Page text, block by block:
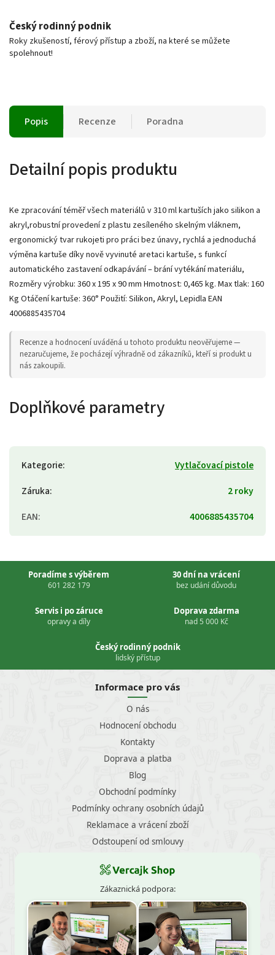
Český rodinný podnik
Roky zkušeností, férový přístup a zboží, na které se můžete
spolehnout!
Popis Recenze Poradna
Detailní popis produktu
Ke zpracování téměř všech materiálů v 310 ml kartuších jako silikon a
akryl,robustní provedení z plastu zesíleného skelným vláknem,
ergonomický tvar rukojeti pro práci bez únavy, rychlá a jednoduchá
výměna kartuše díky nově vyvinuté aretaci kartuše, s funkcí
automatického zastavení odkapávání – brání vytékání materiálu,
Rozměry výrobku: 360 x 195 x 90 mm Hmotnost: 0,465 kg. Max tlak: 160
Kg Otáčení kartuše: 360° Použití: Silikon, Akryl, Lepidla EAN
4006885435704
Recenze a hodnocení uváděná u tohoto produktu neověřujeme —
nezaručujeme, že pocházejí výhradně od zákazníků, kteří si produkt u
nás zakoupili.
Doplňkové parametry
Kategorie:
Vytlačovací pistole
Záruka:
2 roky
EAN: 4006885435704
Poradíme s výběrem
601 282 179
30 dní na vrácení
bez udání důvodu
Servis i po záruce
opravy a díly
Doprava zdarma
nad 5 000 Kč
Český rodinný podnik
lidský přístup
Informace pro vás
O nás
Hodnocení obchodu
Kontakty
Doprava a platba
Blog
Obchodní podmínky
Podmínky ochrany osobních údajů
Reklamace a vrácení zboží
Odstoupení od smlouvy
Zákaznická podpora: